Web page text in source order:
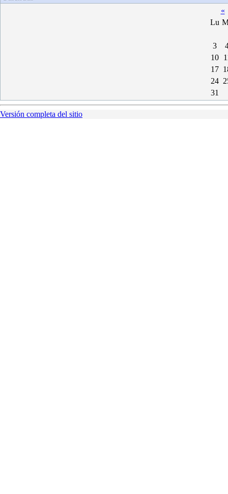
«
Lu
3
10
17
24
31
Versión completa del sitio